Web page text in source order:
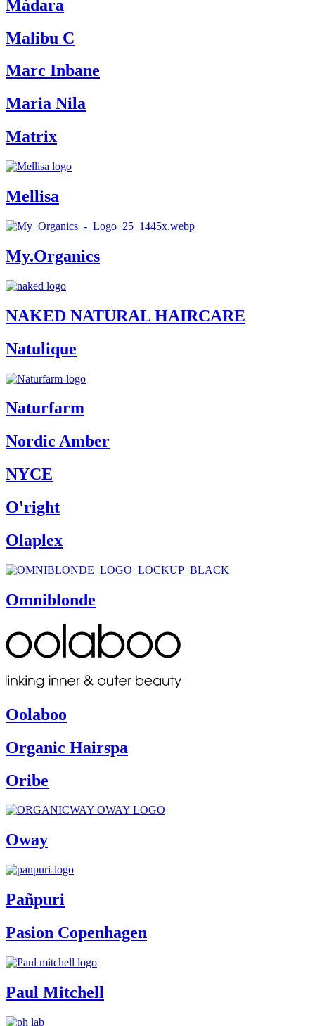
Mádara
Malibu C
Marc Inbane
Maria Nila
Matrix
Mellisa
My.Organics
NAKED NATURAL HAIRCARE
Natulique
Naturfarm
Nordic Amber
NYCE
O'right
Olaplex
Omniblonde
Oolaboo
Organic Hairspa
Oribe
Oway
Pañpuri
Pasion Copenhagen
Paul Mitchell